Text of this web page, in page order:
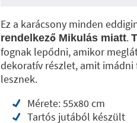
Ez a karácsony minden
rendelkező Mikulás miatt.
fognak lepődni, amikor
dekoratív részlet, amit
lesznek.
Mérete: 55x80 cm
Tartós jutából készült